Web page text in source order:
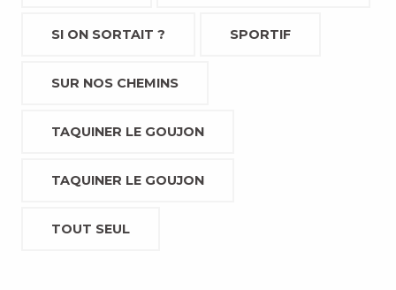
SI ON SORTAIT ? SPORTIF
SUR NOS CHEMINS
TAQUINER LE GOUJON
TAQUINER LE GOUJON
TOUT SEUL